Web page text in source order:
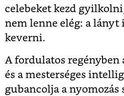
celebeket kezd
nem lenne elég: a lányt
keverni.
A fordulatos regényben
és a mesterséges
gubancolja a nyomozás